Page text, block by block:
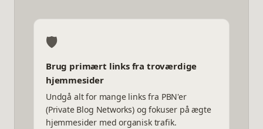
🛡️
Brug primært links fra troværdige
hjemmesider
Undgå alt for mange links fra PBN'er
(Private Blog Networks) og fokuser på ægte
hjemmesider med organisk trafik.